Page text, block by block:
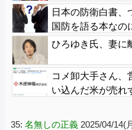
日本の防衛白書、
国防を語る本なの
ひろゆき氏、妻に
コメ卸大手さん
い込んだ米が売れ
35: 名無しの正義 2025/04/14(